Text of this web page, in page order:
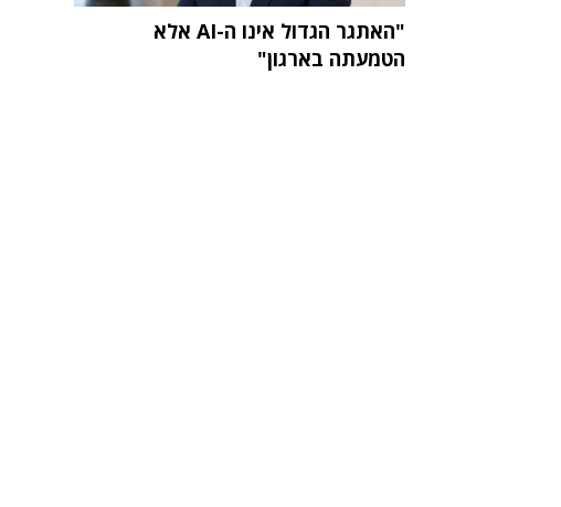
"האתגר הגדול אינו ה-AI אלא
הטמעתה בארגון"